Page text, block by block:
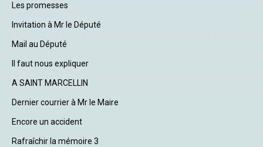
Les promesses
Invitation à Mr le Député
Mail au Député
Il faut nous expliquer
A SAINT MARCELLIN
Dernier courrier à Mr le Maire
Encore un accident
Rafraîchir la mémoire 3